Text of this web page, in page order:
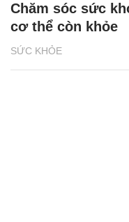
SỨC KHỎE
Chăm sóc sức
cơ thể còn khỏe